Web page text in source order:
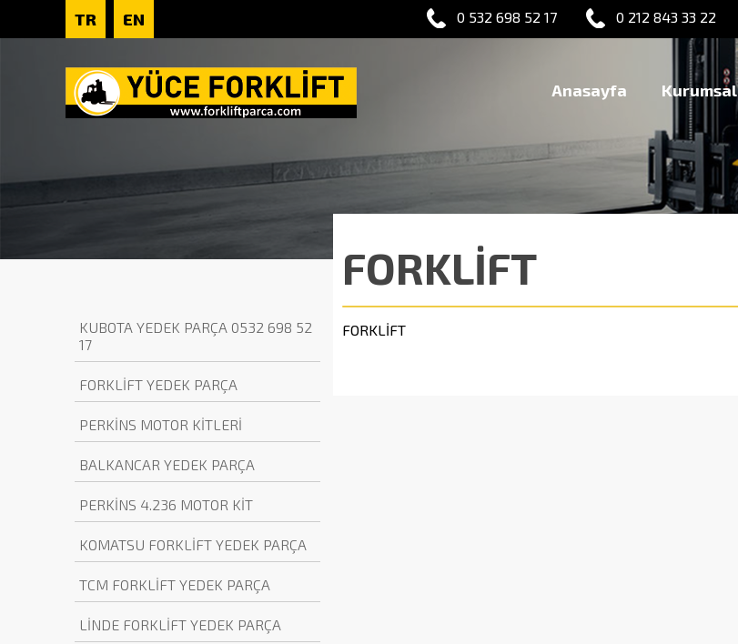
TR EN 0 532 698 52 17 0 212 843 33 22
Anasayfa Kurumsal
KUBOTA YEDEK PARÇA 0532 698 52
17
FORKLİFT YEDEK PARÇA
PERKİNS MOTOR KİTLERİ
BALKANCAR YEDEK PARÇA
PERKİNS 4.236 MOTOR KİT
KOMATSU FORKLİFT YEDEK PARÇA
TCM FORKLİFT YEDEK PARÇA
LİNDE FORKLİFT YEDEK PARÇA
FORKLİFT
FORKLİFT